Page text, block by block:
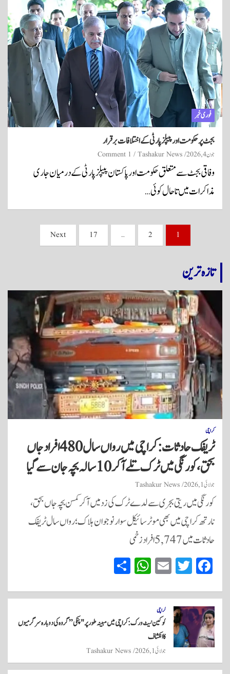
فوری خبر
بجٹ پر حکومت اور پیپلزپارٹی کے اختلافات برقرار
جون 4, 2026 Tashakur News
1 Comment
وفاقی بجٹ سے متعلق حکومت اور پاکستان پیپلز پارٹی کے درمیان جاری
مذاکرات میں تاحال کوئی…
pagination
1
2
…
17
Next
تازہ ترین
کراچی
ٹریفک حادثات: کراچی میں رواں سال 480 افراد جاں
بحق، کورنگی میں ٹرک تلے آکر 10 سالہ بچہ جان سے گیا
جولائی 1, 2026 Tashakur News
کورنگی میں ریتی بجری سے لدے ٹرک کی زد میں آکر کمسن بچہ جاں بحق،
نارتھ کراچی میں بھی موٹر سائیکل سوار نوجوان ہلاک؛ رواں سال ٹریفک
حادثات میں 5,747 افراد زخمی
Fa
ce
bo
ok
T
wi
tte
r
E
m
ail
W
ha
ts
A
pp
re
کراچی
کوکین نیٹ ورک: کراچی میں مبینہ طور پر "پنکی” گروہ کی دوبارہ سرگرمیوں
کا انکشاف
جولائی 1, 2026 Tashakur News